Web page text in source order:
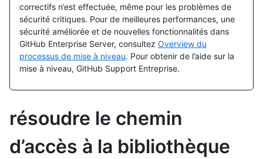
correctifs n’est effectuée, même pour les problèmes de
sécurité critiques. Pour de meilleures performances, une
sécurité améliorée et de nouvelles fonctionnalités dans
GitHub Enterprise Server, consultez Overview du
processus de mise à niveau. Pour obtenir de l’aide sur la
mise à niveau, GitHub Support Entreprise.
résoudre le chemin
d’accès à la bibliothèque